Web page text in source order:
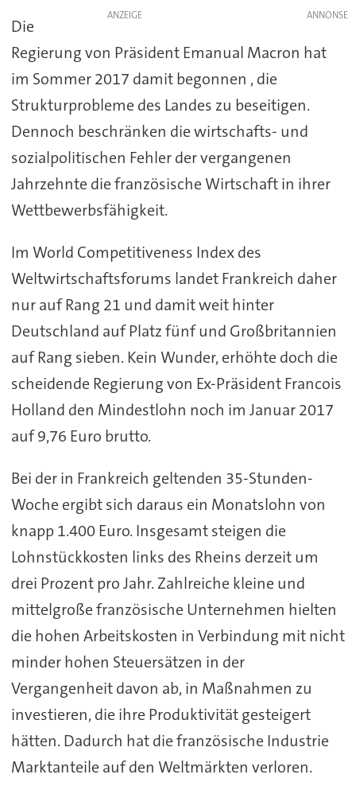
ANZEIGE
Die
Regierung von Präsident Emanual Macron hat
im Sommer 2017 damit begonnen , die
Strukturprobleme des Landes zu beseitigen.
Dennoch beschränken die wirtschafts- und
sozialpolitischen Fehler der vergangenen
Jahrzehnte die französische Wirtschaft in ihrer
Wettbewerbsfähigkeit.
Im World Competitiveness Index des
Weltwirtschaftsforums landet Frankreich daher
nur auf Rang 21 und damit weit hinter
Deutschland auf Platz fünf und Großbritannien
auf Rang sieben. Kein Wunder, erhöhte doch die
scheidende Regierung von Ex-Präsident Francois
Holland den Mindestlohn noch im Januar 2017
auf 9,76 Euro brutto.
Bei der in Frankreich geltenden 35-Stunden-
Woche ergibt sich daraus ein Monatslohn von
knapp 1.400 Euro. Insgesamt steigen die
Lohnstückkosten links des Rheins derzeit um
drei Prozent pro Jahr. Zahlreiche kleine und
mittelgroße französische Unternehmen hielten
die hohen Arbeitskosten in Verbindung mit nicht
minder hohen Steuersätzen in der
Vergangenheit davon ab, in Maßnahmen zu
investieren, die ihre Produktivität gesteigert
hätten. Dadurch hat die französische Industrie
Marktanteile auf den Weltmärkten verloren.